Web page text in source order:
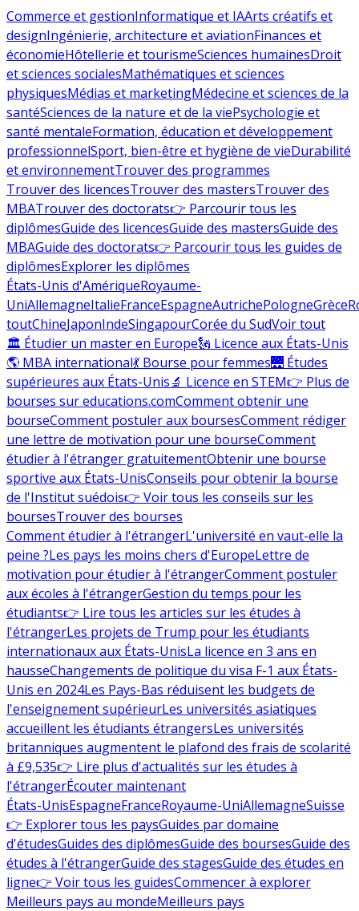
Commerce et gestionInformatique et IAArts créatifs et
designIngénierie, architecture et aviationFinances et
économieHôtellerie et tourismeSciences humainesDroit
et sciences socialesMathématiques et sciences
physiquesMédias et marketingMédecine et sciences de la
santéSciences de la nature et de la viePsychologie et
santé mentaleFormation, éducation et développement
professionnelSport, bien-être et hygiène de vieDurabilité
et environnementTrouver des programmes
Trouver des licencesTrouver des mastersTrouver des
MBATrouver des doctorats👉 Parcourir tous les
diplômesGuide des licencesGuide des mastersGuide des
MBAGuide des doctorats👉 Parcourir tous les guides de
diplômesExplorer les diplômes
États-Unis d'AmériqueRoyaume-
UniAllemagneItalieFranceEspagneAutrichePologneGrèce
toutChineJaponIndeSingapourCorée du SudVoir tout
🏛 Étudier un master en Europe🗽 Licence aux États-Unis
🌎 MBA international💃 Bourse pour femmes🌉 Études
supérieures aux États-Unis🔬 Licence en STEM👉 Plus de
bourses sur educations.comComment obtenir une
bourseComment postuler aux boursesComment rédiger
une lettre de motivation pour une bourseComment
étudier à l'étranger gratuitementObtenir une bourse
sportive aux États-UnisConseils pour obtenir la bourse
de l'Institut suédois👉 Voir tous les conseils sur les
boursesTrouver des bourses
Comment étudier à l'étrangerL'université en vaut-elle la
peine ?Les pays les moins chers d'EuropeLettre de
motivation pour étudier à l'étrangerComment postuler
aux écoles à l'étrangerGestion du temps pour les
étudiants👉 Lire tous les articles sur les études à
l'étrangerLes projets de Trump pour les étudiants
internationaux aux États-UnisLa licence en 3 ans en
hausseChangements de politique du visa F-1 aux États-
Unis en 2024Les Pays-Bas réduisent les budgets de
l'enseignement supérieurLes universités asiatiques
accueillent les étudiants étrangersLes universités
britanniques augmentent le plafond des frais de scolarité
à £9,535👉 Lire plus d'actualités sur les études à
l'étrangerÉcouter maintenant
États-UnisEspagneFranceRoyaume-UniAllemagneSuisse
👉 Explorer tous les paysGuides par domaine
d'étudesGuides des diplômesGuide des boursesGuide des
études à l'étrangerGuide des stagesGuide des études en
ligne👉 Voir tous les guidesCommencer à explorer
Meilleurs pays au mondeMeilleurs pays